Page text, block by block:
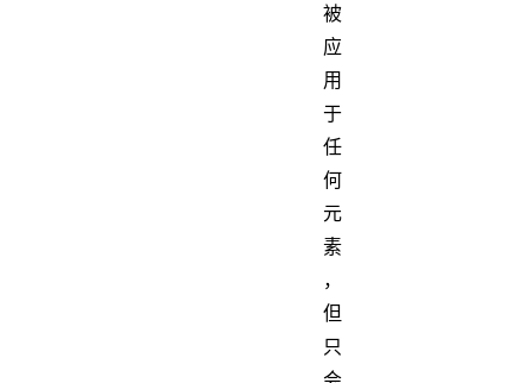
被
应
用
于
任
何
元
素
，
但
只